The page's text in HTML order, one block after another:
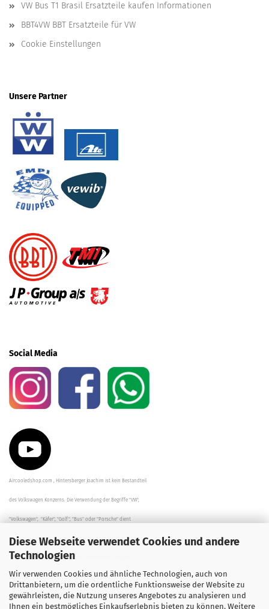
Diese Webseite verwendet Cookies und andere
Technologien
Wir verwenden Cookies und ähnliche Technologien, auch von
Drittanbietern, um die ordentliche Funktionsweise der Website zu
gewährleisten, die Nutzung unseres Angebotes zu analysieren und
Ihnen ein bestmögliches Einkaufserlebnis bieten zu können. Weitere
VW Bus T1 Brasil Ersatzteile kaufen Informationen
BBT4VW BBT Ersatzteile für VW
Cookie Einstellungen
Unsere Partner
Social Media
Aircooledshop.com , Hintersberger Joachim ist kein Bestandteil
des Volkswagen Konzerns. Die Verwendung der Begriffe "VW",
"Volkswagen", "Käfer", "Golf", "Bus" oder "Porsche" dient
der Beschreibung der Teile und stellt in keinem Fall eine direkte
Verbindung zu dem Unternehmen "Volkswagen" her/da.
Die Beschreibungen, Zeichnungen und Angaben zur
Verwendung sind sorgfältig überprüft worden.